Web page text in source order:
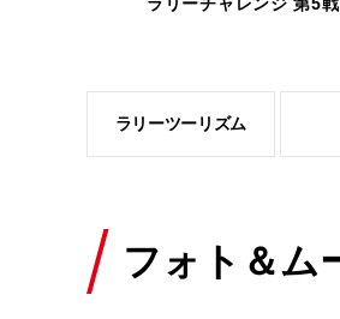
ラリーツーリズム
フォト＆ム